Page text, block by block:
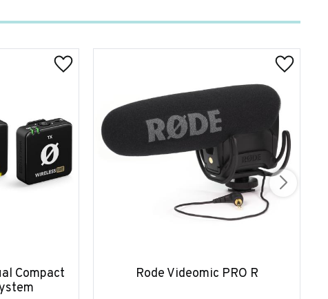
Compact
Rode Videomic PRO R